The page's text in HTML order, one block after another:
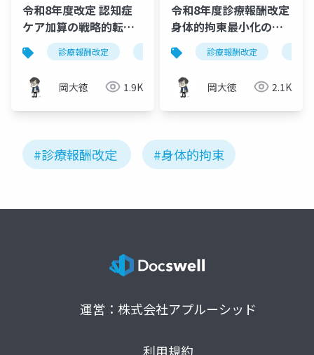
令和8年度改定 認知症
ケア加算の戦略的転換
｜点数引き上げと身体
的拘束減算の強化
診療報酬改定 認知症ケア加算 身体的拘束
岡大徳 1.9K
令和8年度診療報酬改定
身体的拘束最小化の全
体像｜3つの見直しと施
設経営への影響
診療報酬改定
岡大徳 2.1K
#診療報酬改定 #身体的拘束
運営：株式会社アプルーシッド
利用規約